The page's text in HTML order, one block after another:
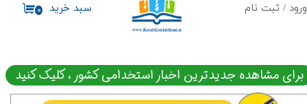
ورود / ثبت نام ۰ سبد خرید
برای مشاهده جدیدترین اخبار استخدامی کشور ، کلیک کنید